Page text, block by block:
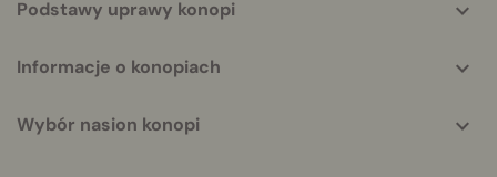
Podstawy uprawy konopi
Informacje o konopiach
Wybór nasion konopi